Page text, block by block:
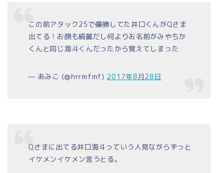
この前アタック25で優勝してた井口くんがQさま
出てる！お顔も綺麗だし何よりお名前がみやちか
くんと同じ海斗くんだったから覚えてしまった
— あみこ (@hrrmfmf) 2017年8月28日
Qさまに出てる井口海斗っていう人見ながらずっと
イケメンイケメン言うとる。